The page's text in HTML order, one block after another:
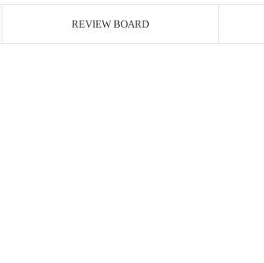
REVIEW BOARD